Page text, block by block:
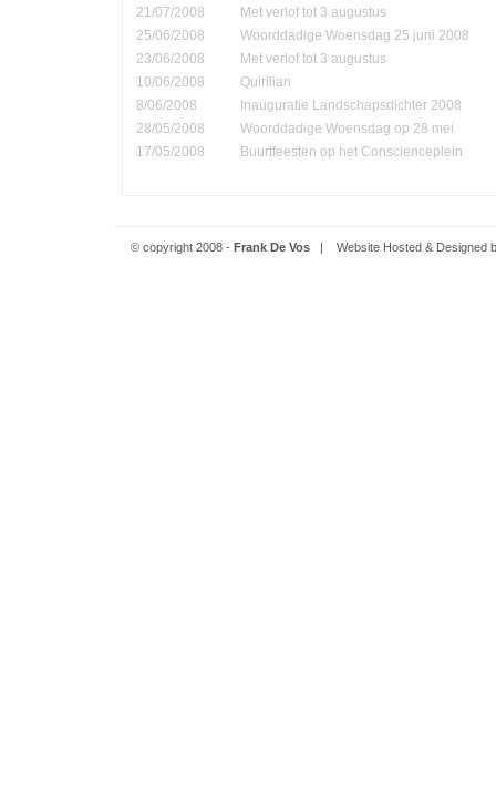
21/07/2008
Met verlof tot 3 augustus
25/06/2008
Woorddadige Woensdag 25 juni 2008
23/06/2008
Met verlof tot 3 augustus
10/06/2008
Quirilian
8/06/2008
Inauguratie Landschapsdichter 2008
28/05/2008
Woorddadige Woensdag op 28 mei
17/05/2008
Buurtfeesten op het Conscienceplein
© copyright 2008 - Frank De Vos| Website Hosted & Designed